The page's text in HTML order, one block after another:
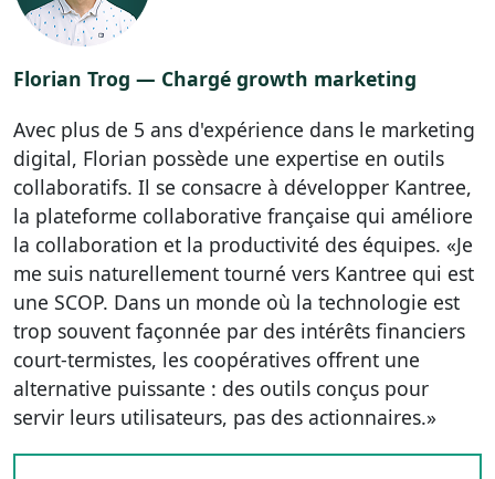
Florian Trog — Chargé growth marketing
Avec plus de 5 ans d'expérience dans le marketing
digital, Florian possède une expertise en outils
collaboratifs. Il se consacre à développer Kantree,
la plateforme collaborative française qui améliore
la collaboration et la productivité des équipes. «Je
me suis naturellement tourné vers Kantree qui est
une SCOP. Dans un monde où la technologie est
trop souvent façonnée par des intérêts financiers
court-termistes, les coopératives offrent une
alternative puissante : des outils conçus pour
servir leurs utilisateurs, pas des actionnaires.»